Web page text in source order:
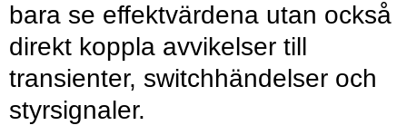
bara se effektvärdena utan också
direkt koppla avvikelser till
transienter, switchhändelser och
styrsignaler.